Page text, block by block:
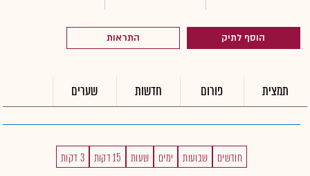
הוסף לתיק התראות
תמצית פורום חדשות שערים
חודשים שבועות ימים שעות 15 דקות 3 דקות